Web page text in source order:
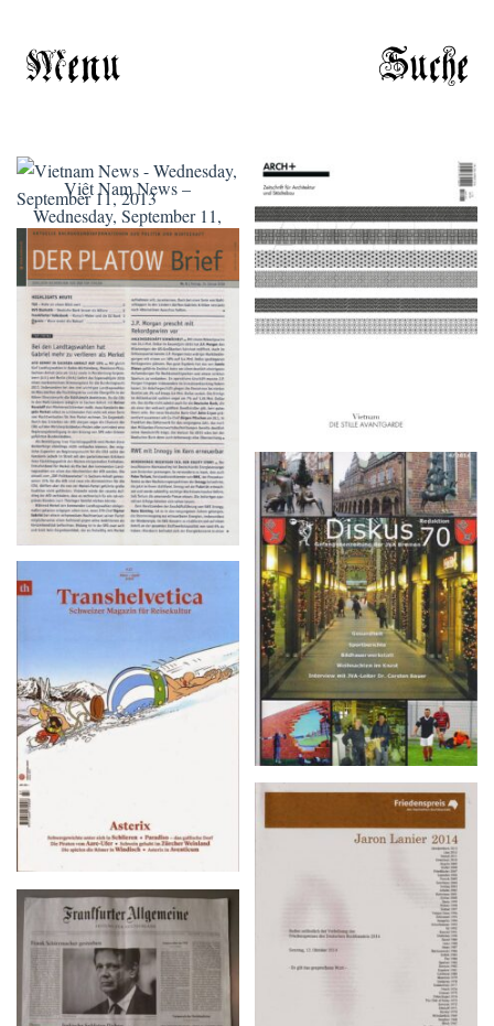
Menu Suche
Việt Nam News –
Wednesday, September 11,
2013, Volume XXIII,
Number 7890
ARCH+ Nr. 226, Herbst
2016
DER PLATOW Brief –
Nr. 5 | Freitag, 15. Januar
2016
Diskus 70 – 4/2014
März–April 2015
Reden anlässlich des
Deutschen Buchhandels
2014, Sonntag, 12.
Oktober 2014
Frankfurter Allgemeine –
Freitag, 13 Juni 2014 • Nr.
135/24